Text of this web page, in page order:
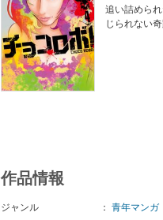
追い詰めら
じられない
作品情報
ジャンル ： 青年マンガ